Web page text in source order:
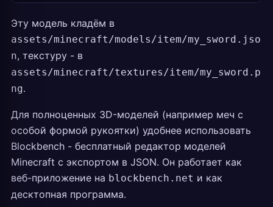
Эту модель кладём в
assets/minecraft/models/item/my_sword.jso
n, текстуру - в
assets/minecraft/textures/item/my_sword.p
ng.
Для полноценных 3D-моделей (например меч с
особой формой рукоятки) удобнее использовать
Blockbench - бесплатный редактор моделей
Minecraft с экспортом в JSON. Он работает как
веб-приложение на blockbench.net и как
десктопная программа.